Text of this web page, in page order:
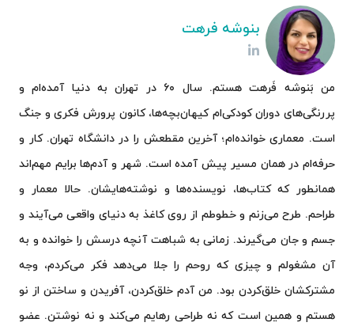
بنوشه فرهت
من بَنوشه فَرهت هستم. سال ۶۰ در تهران به دنیا آمده‌ام و
پررنگی‌های دوران کودکی‌ام کیهان‌بچه‌ها، کانون پرورش فکری و جنگ
است. معماری خوانده‌ام؛ آخرین مقطعش را در دانشگاه تهران. کار و
حرفه‌ام در همان مسیر پیش آمده است. شهر و آدم‌ها برایم مهم‌اند
همانطور که کتاب‌ها، نویسنده‌ها و نوشته‌هایشان. حالا معمار و
طراحم. طرح می‌زنم و خطوطم از روی کاغذ به دنیای واقعی می‌آیند و
جسم و جان می‌گیرند. زمانی به شباهت آنچه درسش را خوانده و به
آن مشغولم و چیزی که روحم را جلا می‌دهد فکر می‌کردم، وجه
مشترکشان خلق‌کردن بود. من آدم خلق‌کردن، آفریدن و ساختن از نو
هستم و همین است که نه طراحی رهایم می‌کند و نه نوشتن. عضو